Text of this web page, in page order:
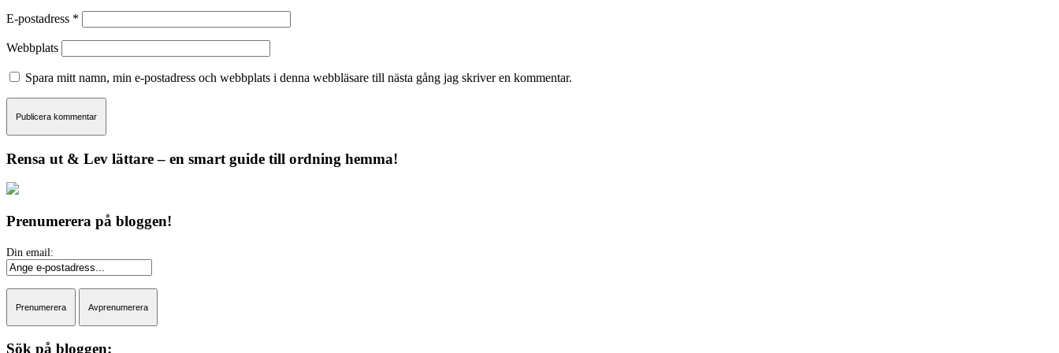
E-postadress *
Webbplats
Spara mitt namn, min e-postadress och webbplats i denna webbläsare till nästa gång jag skriver en kommentar.
Rensa ut & Lev lättare – en smart guide till ordning hemma!
Prenumerera på bloggen!
Sök på bloggen: